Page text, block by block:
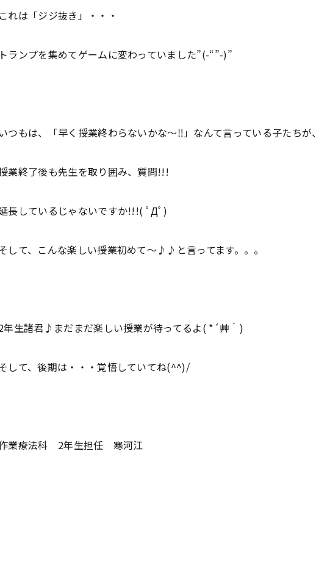
これは「ジジ抜き」・・・
トランプを集めてゲームに変わっていました”(-“”-)”
いつもは、「早く授業終わらないかな～‼」なんて言っている子たちが、
業終了後も先生を取り囲み、質問!!!
長しているじゃないですか!!!( ﾟДﾟ)
して、こんな楽しい授業初めて～♪♪と言ってます。。。
年生諸君♪まだまだ楽しい授業が待ってるよ( *´艸｀)
して、後期は・・・覚悟していてね(^^)/
業療法科 2年生担任 寒河江